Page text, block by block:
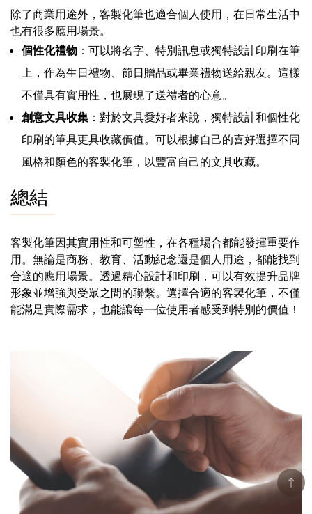
除了商業用途外，客製化筆也適合個人使用，在日常生活中
也有很多應用場景。
個性化禮物 ：可以將名字、特別訊息或獨特設計印刷在筆
上，作為生日禮物、節日贈品或畢業禮物送給親友。這樣
不僅具有實用性，也展現了送禮者的心意。
創意文具收集 ：對於文具愛好者來說，獨特設計和個性化
印刷的筆具更具收藏價值。可以根據自己的喜好選擇不同
風格和顏色的客製化筆，以豐富自己的文具收藏。
總結
客製化筆因其實用性和可塑性，在各種場合都能發揮重要作
用。無論是商務、教育、活動紀念還是個人用途，都能找到
合適的應用場景。透過精心設計和印刷，可以有效提升品牌
形象並增強與受眾之間的聯繫。選擇合適的客製化筆，不僅
能滿足實際需求，也能讓每一位使用者感受到特別的價值！